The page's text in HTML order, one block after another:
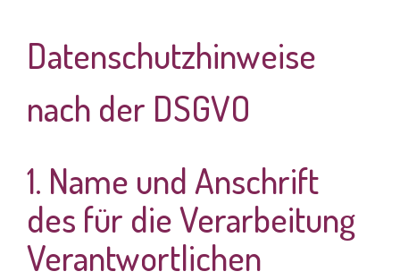
Datenschutzhinweise
nach der DSGVO
1. Name und Anschrift
des für die Verarbeitung
Verantwortlichen